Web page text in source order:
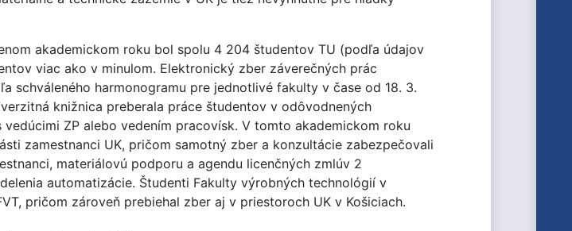
akademickom roku bol spolu 4 204 študentov TU (podľa údajov
viac ako v minulom. Elektronický zber záverečných prác
schváleného harmonogramu pre jednotlivé fakulty v čase od 18. 3.
knižnica preberala práce študentov v odôvodnených
ZP alebo vedením pracovísk. V tomto akademickom roku
zamestnanci UK, pričom samotný zber a konzultácie zabezpečovali
materiálovú podporu a agendu licenčných zmlúv 2
automatizácie. Študenti Fakulty výrobných technológií v
pričom zároveň prebiehal zber aj v priestoroch UK v Košiciach.